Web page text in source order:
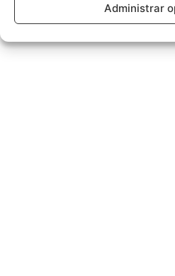
Administrar